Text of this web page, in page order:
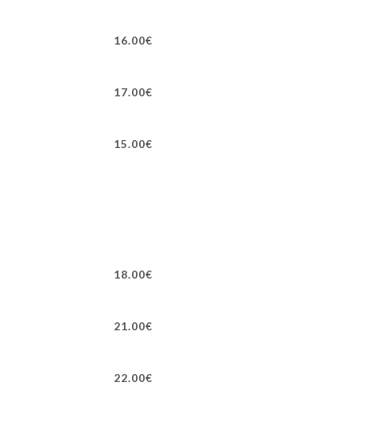
16.00€
17.00€
15.00€
18.00€
21.00€
22.00€